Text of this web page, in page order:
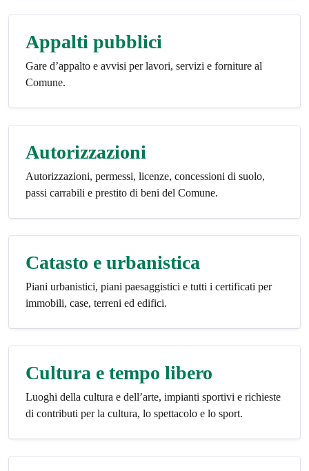
Appalti pubblici
Gare d’appalto e avvisi per lavori, servizi e forniture al
Comune.
Autorizzazioni
Autorizzazioni, permessi, licenze, concessioni di suolo,
passi carrabili e prestito di beni del Comune.
Catasto e urbanistica
Piani urbanistici, piani paesaggistici e tutti i certificati per
immobili, case, terreni ed edifici.
Cultura e tempo libero
Luoghi della cultura e dell’arte, impianti sportivi e richieste
di contributi per la cultura, lo spettacolo e lo sport.